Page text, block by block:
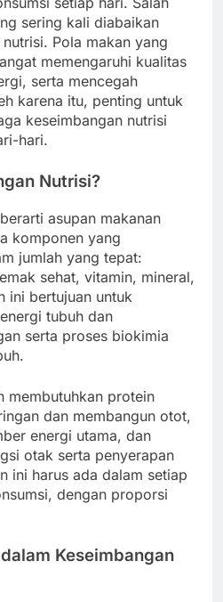
sering kali diabaikan
Pola makan yang
memengaruhi kualitas
serta mencegah
karena itu, penting untuk
keseimbangan nutrisi
hari.
Nutrisi?
asupan makanan
komponen yang
jumlah yang tepat:
sehat, vitamin, mineral,
ini bertujuan untuk
tubuh dan
serta proses biokimia
membutuhkan protein
dan membangun otot,
energi utama, dan
otak serta penyerapan
ini harus ada dalam setiap
dengan proporsi
Keseimbangan